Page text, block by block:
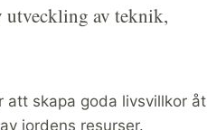
av teknik,
att skapa goda livsvillkor åt
jordens resurser.